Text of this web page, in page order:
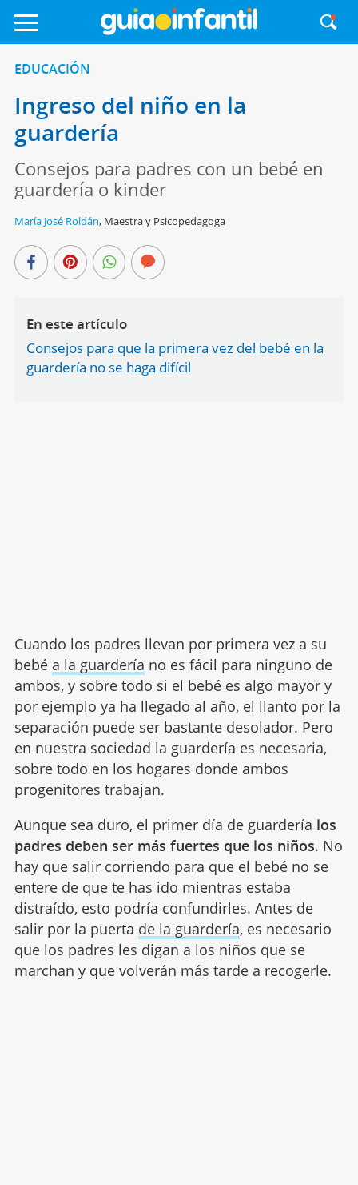
EDUCACIÓN
Ingreso del niño en la
guardería
Consejos para padres con un bebé en
guardería o kinder
María José Roldán, Maestra y Psicopedagoga
En este artículo
Consejos para que la primera vez del bebé en la
guardería no se haga difícil
Cuando los padres llevan por primera vez a su
bebé a la guardería no es fácil para ninguno de
ambos, y sobre todo si el bebé es algo mayor y
por ejemplo ya ha llegado al año, el llanto por la
separación puede ser bastante desolador. Pero
en nuestra sociedad la guardería es necesaria,
sobre todo en los hogares donde ambos
progenitores trabajan.
Aunque sea duro, el primer día de guardería los
padres deben ser más fuertes que los niños. No
hay que salir corriendo para que el bebé no se
entere de que te has ido mientras estaba
distraído, esto podría confundirles. Antes de
salir por la puerta de la guardería, es necesario
que los padres les digan a los niños que se
marchan y que volverán más tarde a recogerle.